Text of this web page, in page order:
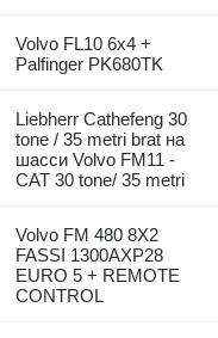
Volvo FL10 6x4 +
Palfinger PK680TK
Liebherr Cathefeng 30
tone / 35 metri brat на
шасси Volvo FM11 -
CAT 30 tone/ 35 metri
Volvo FM 480 8X2
FASSI 1300AXP28
EURO 5 + REMOTE
CONTROL